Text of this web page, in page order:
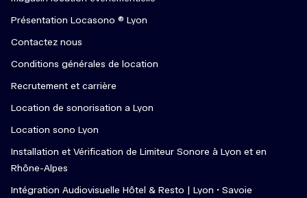
Présentation Locasono ® Lyon
Contactez nous
Conditions générales de location
Recrutement et carrière
Location de sonorisation a Lyon
Location sono Lyon
Installation et Vérification de Limiteur Sonore à Lyon et en
Rhône-Alpes
Intégration Audiovisuelle Hôtel & Resto | Lyon • Savoie